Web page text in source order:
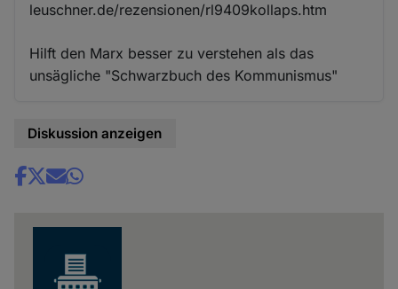
leuschner.de/rezensionen/rl9409kollaps.htm
Hilft den Marx besser zu verstehen als das
unsägliche "Schwarzbuch des Kommunismus"
Diskussion anzeigen
Share